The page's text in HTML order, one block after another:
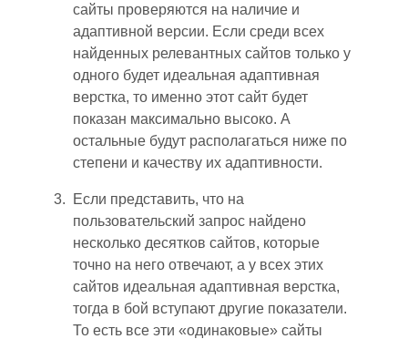
сайты проверяются на наличие и
адаптивной версии. Если среди всех
найденных релевантных сайтов только у
одного будет идеальная адаптивная
верстка, то именно этот сайт будет
показан максимально высоко. А
остальные будут располагаться ниже по
степени и качеству их адаптивности.
Если представить, что на
пользовательский запрос найдено
несколько десятков сайтов, которые
точно на него отвечают, а у всех этих
сайтов идеальная адаптивная верстка,
тогда в бой вступают другие показатели.
То есть все эти «одинаковые» сайты